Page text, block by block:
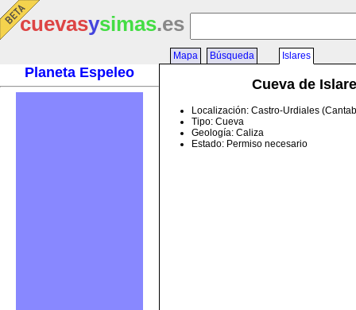
cuevasysimas.es
Planeta Espeleo
Mapa Búsqueda Islares
Cueva de
Localización: Castro-Urdiales
Tipo: Cueva
Geología: Caliza
Estado: Permiso necesario